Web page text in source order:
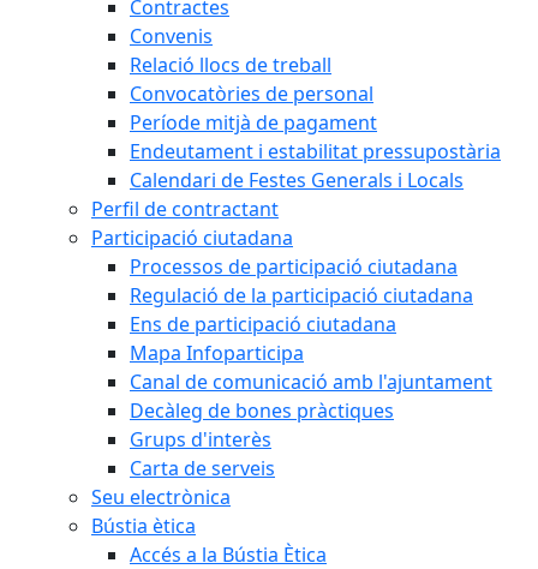
Contractes
Convenis
Relació llocs de treball
Convocatòries de personal
Període mitjà de pagament
Endeutament i estabilitat pressupostària
Calendari de Festes Generals i Locals
Perfil de contractant
Participació ciutadana
Processos de participació ciutadana
Regulació de la participació ciutadana
Ens de participació ciutadana
Mapa Infoparticipa
Canal de comunicació amb l'ajuntament
Decàleg de bones pràctiques
Grups d'interès
Carta de serveis
Seu electrònica
Bústia ètica
Accés a la Bústia Ètica